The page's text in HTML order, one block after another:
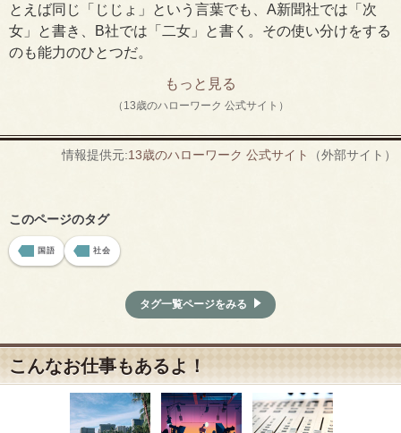
とえば同じ「じじょ」という言葉でも、A新聞社では「次
女」と書き、B社では「二女」と書く。その使い分けをする
のも能力のひとつだ。
もっと見る
（13歳のハローワーク 公式サイト）
情報提供元:13歳のハローワーク 公式サイト （外部サイト）
このページのタグ
国語 社会
タグ一覧ページをみる
こんなお仕事もあるよ！